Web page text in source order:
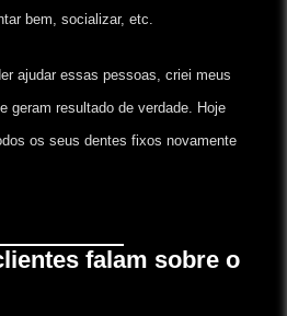
bem, socializar, etc.
ajudar essas pessoas, criei meus
geram resultado de verdade. Hoje
os seus dentes fixos novamente
falam sobre o